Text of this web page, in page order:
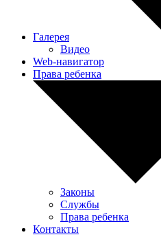
Галерея
Видео
Web-навигатор
Права ребенка
Законы
Службы
Права ребенка
Контакты